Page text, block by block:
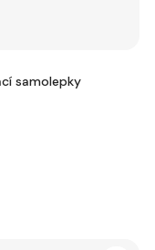
samolepky